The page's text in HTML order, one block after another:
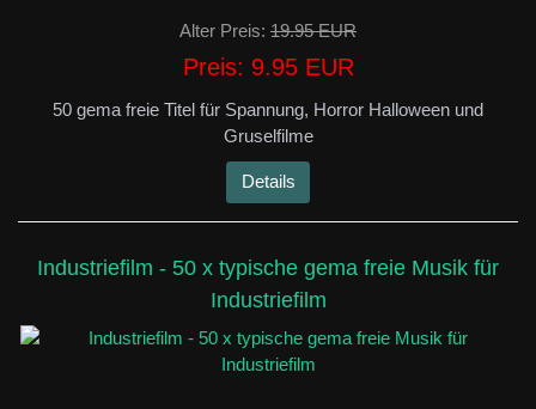
Alter Preis: 19.95 EUR
Preis: 9.95 EUR
50 gema freie Titel für Spannung, Horror Halloween und
Gruselfilme
Details
Industriefilm - 50 x typische gema freie Musik für
Industriefilm